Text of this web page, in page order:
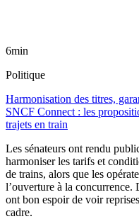
6min
Politique
Harmonisation des titres,
SNCF Connect : les
trajets en train
Les sénateurs ont rendu
harmoniser les tarifs et
de trains, alors que les
l’ouverture à la concurrence.
ont bon espoir de voir
cadre.